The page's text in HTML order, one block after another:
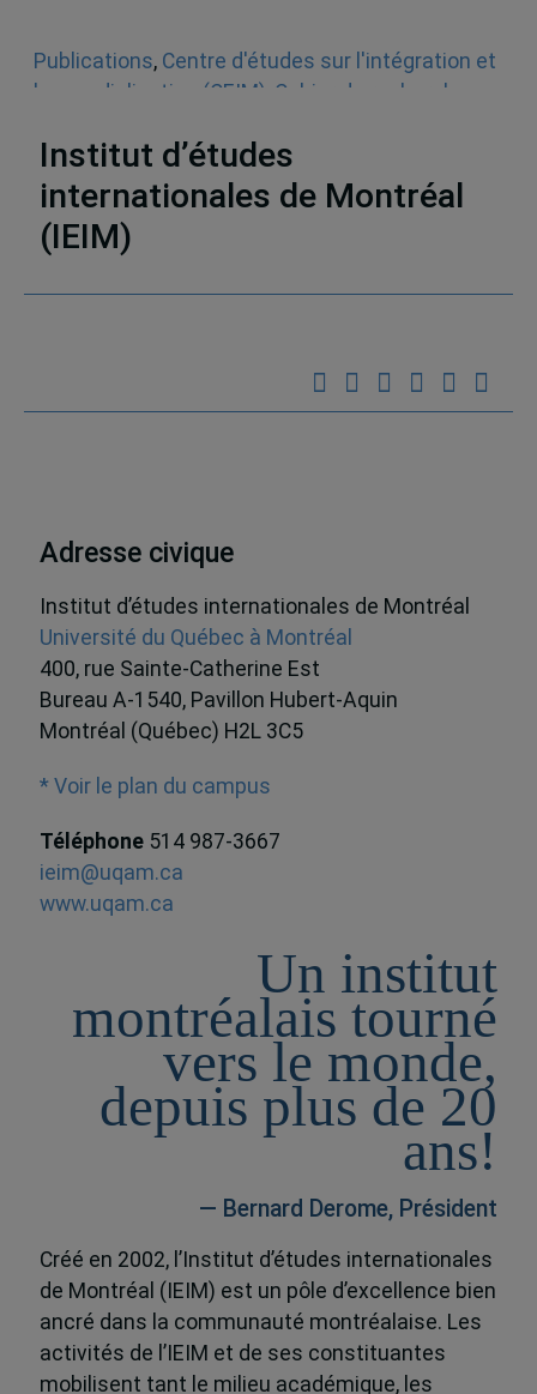
Publications, Centre d'études sur l'intégration et
la mondialisation (CEIM) Cahier de recherche
Institut d’études
internationales de Montréal
(IEIM)
Adresse civique
Institut d’études internationales de Montréal
Université du Québec à Montréal
400, rue Sainte-Catherine Est
Bureau A-1540, Pavillon Hubert-Aquin
Montréal (Québec) H2L 3C5
* Voir le plan du campus
Téléphone 514 987-3667
ieim@uqam.ca
www.uqam.ca
Un institut
montréalais tourné
vers le monde,
depuis plus de 20
ans!
— Bernard Derome, Président
Créé en 2002, l’Institut d’études internationales
de Montréal (IEIM) est un pôle d’excellence bien
ancré dans la communauté montréalaise. Les
activités de l’IEIM et de ses constituantes
mobilisent tant le milieu académique, les